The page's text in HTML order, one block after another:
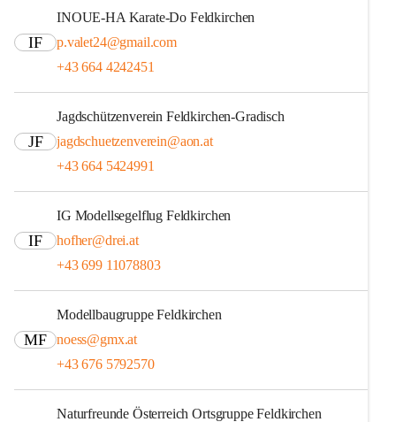
IF
INOUE-HA Karate-Do Feldkirchen
p.valet24@gmail.com
+43 664 4242451
JF
Jagdschützenverein Feldkirchen-Gradisch
jagdschuetzenverein@aon.at
+43 664 5424991
IF
IG Modellsegelflug Feldkirchen
hofher@drei.at
+43 699 11078803
MF
Modellbaugruppe Feldkirchen
noess@gmx.at
+43 676 5792570
Naturfreunde Österreich Ortsgruppe Feldkirchen